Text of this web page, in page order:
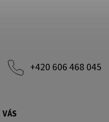
+420 606 468 045